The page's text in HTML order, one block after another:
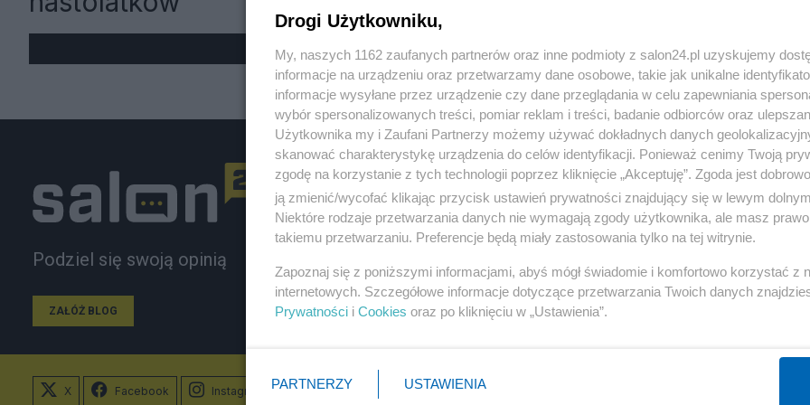
« WRÓĆ DO NOTKI
Podziel się swoją opinią
ZAŁÓŻ BLOG
Polityka
Rosja
PiS
Prezydent
NATO
Gospodarka
Biznes
Pieniądze
Inwestycje
Podatki
X Facebook Instagram
Drogi Użytkowniku,
My, naszych 1162 zaufanych partnerów oraz inne podmioty z salon24.pl uzyskujemy
informacje na urządzeniu oraz przetwarzamy dane osobowe, takie jak unikalne
informacje wysyłane przez urządzenie czy dane przeglądania w celu zapewniania
wybór spersonalizowanych treści, pomiar reklam i treści, badanie odbiorców oraz
Użytkownika my i Zaufani Partnerzy możemy używać dokładnych danych
skanować charakterystykę urządzenia do celów identyfikacji. Ponieważ cenimy Twoją
zgodę na korzystanie z tych technologii poprzez kliknięcie „Akceptuję”. Zgoda jest
ją zmienić/wycofać klikając przycisk ustawień prywatności znajdujący się w lewym
Niektóre rodzaje przetwarzania danych nie wymagają zgody użytkownika, ale masz
takiemu przetwarzaniu. Preferencje będą miały zastosowania tylko na tej witrynie.
Zapoznaj się z poniższymi informacjami, abyś mógł świadomie i komfortowo korzystać z
internetowych. Szczegółowe informacje dotyczące przetwarzania Twoich danych
Prywatności i Cookies oraz po kliknięciu w „Ustawienia”.
PARTNERZY USTAWIENIA